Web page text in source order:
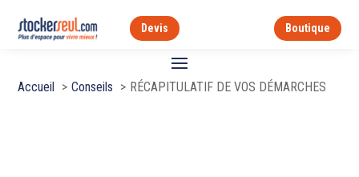
Devis Boutique
Accueil Conseils RÉCAPITULATIF DE VOS DÉMARCHES